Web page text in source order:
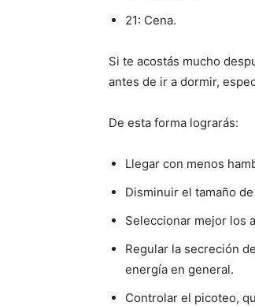
21: Cena.
Si te acostás mucho
antes de ir a dormir,
De esta forma lograrás:
Llegar con menos
Disminuir el tamaño
Seleccionar mejor los
Regular la secreción
energía en general.
Controlar el picoteo,